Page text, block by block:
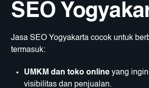
SEO
Jasa SEO Yogyakarta cocok untuk
termasuk:
UMKM dan toko online yang
visibilitas dan penjualan.